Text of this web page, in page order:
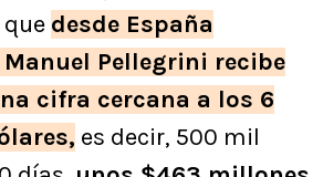
que desde España
Pellegrini recibe
cifra cercana a los 6
es decir, 500 mil